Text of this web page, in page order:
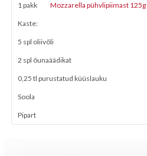
1 pakk Mozzarella pühvlipiimast 125g
Kaste:
5 spl oliivõli
2 spl õunaäädikat
0,25 tl purustatud küüslauku
Soola
Pipart